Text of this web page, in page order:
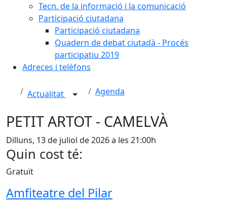
Tecn. de la informació i la comunicació
Participació ciutadana
Participació ciutadana
Quadern de debat ciutadà - Procés
participatiu 2019
Adreces i telèfons
Actualitat Agenda
PETIT ARTOT - CAMELVÀ
Dilluns, 13 de juliol de 2026 a les 21:00h
Quin cost té:
Gratuït
Amfiteatre del Pilar